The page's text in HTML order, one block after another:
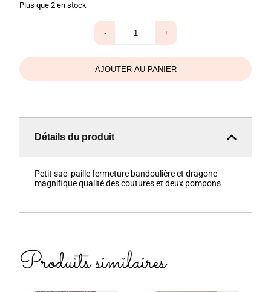
Plus que 2 en stock
de
pochette
lola
- +
AJOUTER AU PANIER
Détails du produit
Petit sac paille fermeture bandoulière et dragone
magnifique qualité des coutures et deux pompons
Produits similaires